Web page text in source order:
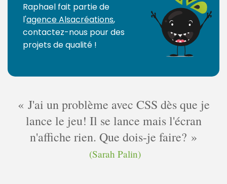
Raphael fait partie de
l'agence Alsacréations,
contactez-nous pour des
projets de qualité !
J'ai un problème avec CSS dès que je
lance le jeu! Il se lance mais l'écran
n'affiche rien. Que dois-je faire?
(Sarah Palin)